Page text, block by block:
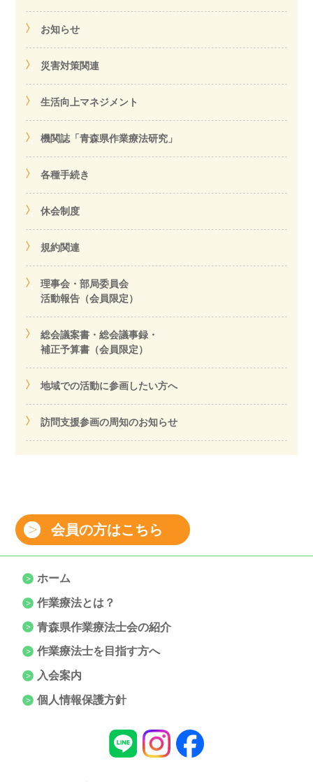
お知らせ
災害対策関連
生活向上マネジメント
機関誌「青森県作業療法研究」
各種手続き
休会制度
規約関連
理事会・部局委員会
活動報告（会員限定）
総会議案書・総会議事録・
補正予算書（会員限定）
地域での活動に参画したい方へ
訪問支援参画の周知のお知らせ
会員の方はこちら
ホーム
作業療法とは？
青森県作業療法士会の紹介
作業療法士を目指す方へ
入会案内
個人情報保護方針